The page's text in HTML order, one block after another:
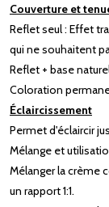
Couverture et
Reflet seul : Effet
qui ne souhaitent
Reflet + base
Coloration
Éclaircissement
Permet d'éclaircir
Mélange et
Mélanger la crème
un rapport 1:1.